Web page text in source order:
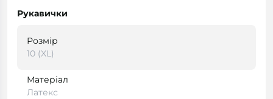
Рукавички
Розмір
10 (XL)
Матеріал
Латекс